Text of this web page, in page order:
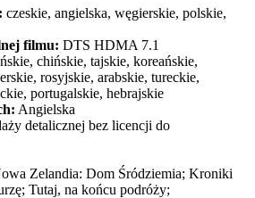
czeskie, angielska, węgierskie, polskie,
filmu: DTS HDMA 7.1
chińskie, tajskie, koreańskie,
rosyjskie, arabskie, tureckie,
portugalskie, hebrajskie
Angielska
detalicznej bez licencji do
Zelandia: Dom Śródziemia; Kroniki
Tutaj, na końcu podróży;